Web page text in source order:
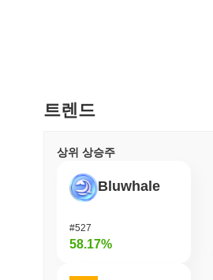
트렌드
상위 상승주
Bluwhale
#527
58.17%